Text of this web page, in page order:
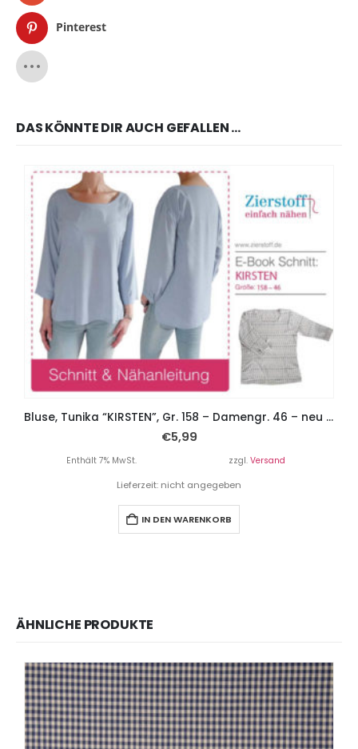
Pinterest
DAS KÖNNTE DIR AUCH GEFALLEN …
Bluse, Tunika “KIRSTEN”, Gr. 158 – Damengr. 46 – neu mit Puffärmeln
€5,99
Enthält 7% MwSt. zzgl. Versand
Lieferzeit: nicht angegeben
IN DEN WARENKORB
ÄHNLICHE PRODUKTE